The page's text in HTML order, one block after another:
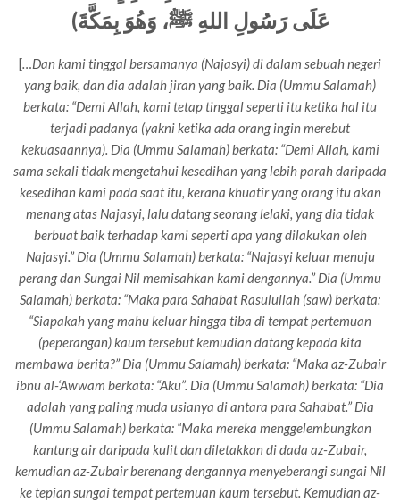
عَلَى رَسُولِ اللهِ ﷺ، وَهُوَ بِمَكَّةَ)
[…Dan kami tinggal bersamanya (Najasyi) di dalam sebuah negeri
yang baik, dan dia adalah jiran yang baik. Dia (Ummu Salamah)
berkata: “Demi Allah, kami tetap tinggal seperti itu ketika hal itu
terjadi padanya (yakni ketika ada orang ingin merebut
kekuasaannya). Dia (Ummu Salamah) berkata: “Demi Allah, kami
sama sekali tidak mengetahui kesedihan yang lebih parah daripada
kesedihan kami pada saat itu, kerana khuatir yang orang itu akan
menang atas Najasyi, lalu datang seorang lelaki, yang dia tidak
berbuat baik terhadap kami seperti apa yang dilakukan oleh
Najasyi.” Dia (Ummu Salamah) berkata: “Najasyi keluar menuju
perang dan Sungai Nil memisahkan kami dengannya.” Dia (Ummu
Salamah) berkata: “Maka para Sahabat Rasulullah (saw) berkata:
“Siapakah yang mahu keluar hingga tiba di tempat pertemuan
(peperangan) kaum tersebut kemudian datang kepada kita
membawa berita?” Dia (Ummu Salamah) berkata: “Maka az-Zubair
ibnu al-‘Awwam berkata: “Aku”. Dia (Ummu Salamah) berkata: “Dia
adalah yang paling muda usianya di antara para Sahabat.” Dia
(Ummu Salamah) berkata: “Maka mereka menggelembungkan
kantung air daripada kulit dan diletakkan di dada az-Zubair,
kemudian az-Zubair berenang dengannya menyeberangi sungai Nil
ke tepian sungai tempat pertemuan kaum tersebut. Kemudian az-